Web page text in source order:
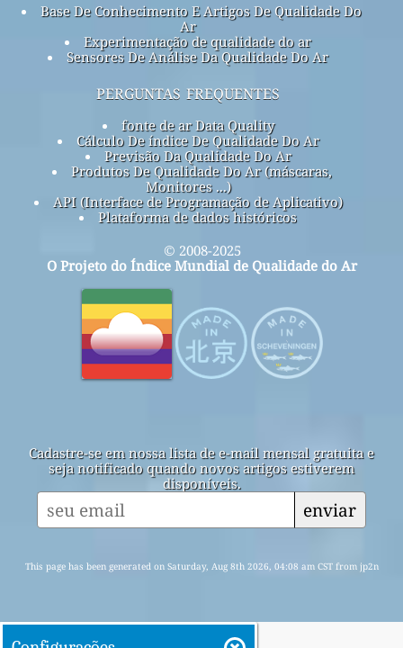
Base De Conhecimento E Artigos De Qualidade Do
Ar
Experimentação de qualidade do ar
Sensores De Análise Da Qualidade Do Ar
perguntas frequentes
fonte de ar Data Quality
Cálculo De índice De Qualidade Do Ar
Previsão Da Qualidade Do Ar
Produtos De Qualidade Do Ar (máscaras,
Monitores ...)
API (Interface de Programação de Aplicativo)
Plataforma de dados históricos
© 2008-2025
O Projeto do Índice Mundial de Qualidade do Ar
Cadastre-se em nossa lista de e-mail mensal gratuita e
seja notificado quando novos artigos estiverem
disponíveis.
enviar
This page has been generated on Saturday, Aug 8th 2026, 04:08 am CST from jp2n